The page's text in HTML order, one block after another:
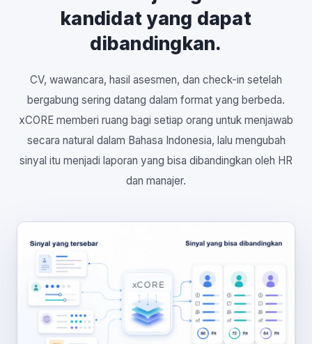
kandidat yang dapat
dibandingkan.
CV, wawancara, hasil asesmen, dan check-in setelah
bergabung sering datang dalam format yang berbeda.
xCORE memberi ruang bagi setiap orang untuk menjawab
secara natural dalam Bahasa Indonesia, lalu mengubah
sinyal itu menjadi laporan yang bisa dibandingkan oleh HR
dan manajer.